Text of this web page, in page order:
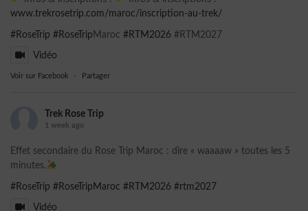
www.trekrosetrip.com/maroc/inscription-au-trek/
#RoseTrip #RoseTrip Maroc #RTM2026 #RTM2027
Vidéo
Voir sur Facebook · Partager
Trek Rose Trip
1 week ago
Effet secondaire du Rose Trip Maroc : dire « waaaaw » toutes les 5
minutes.
#RoseTrip #RoseTripMaroc #RTM2026 #rtm2027
Vidéo